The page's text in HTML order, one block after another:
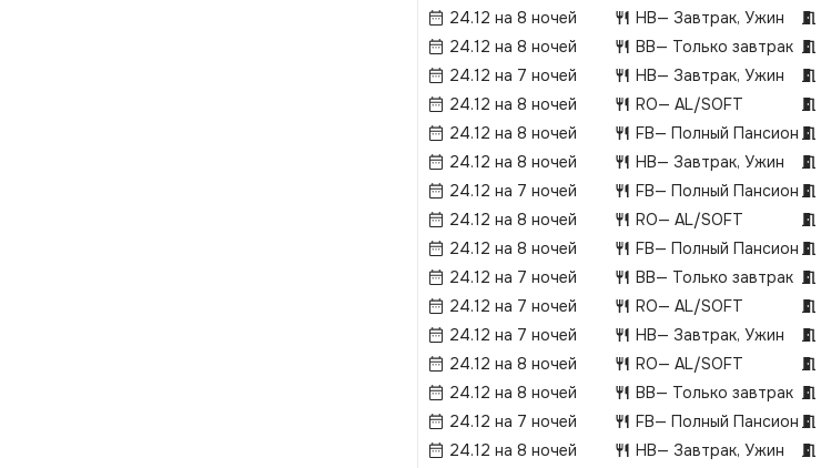
24.12 на 8 ночей
HB— Завтрак, Ужин
24.12 на 8 ночей
BB— Только завтрак
24.12 на 7 ночей
HB— Завтрак, Ужин
24.12 на 8 ночей
RO— AL/SOFT
24.12 на 8 ночей
FB— Полный Пансион
24.12 на 8 ночей
HB— Завтрак, Ужин
24.12 на 7 ночей
FB— Полный Пансион
24.12 на 8 ночей
RO— AL/SOFT
24.12 на 8 ночей
FB— Полный Пансион
24.12 на 7 ночей
BB— Только завтрак
24.12 на 7 ночей
RO— AL/SOFT
24.12 на 7 ночей
HB— Завтрак, Ужин
24.12 на 8 ночей
RO— AL/SOFT
24.12 на 8 ночей
BB— Только завтрак
24.12 на 7 ночей
FB— Полный Пансион
24.12 на 8 ночей
HB— Завтрак, Ужин